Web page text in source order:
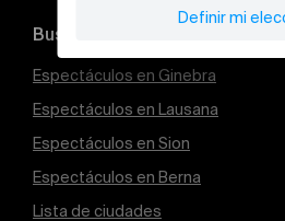
Buscar un evento
Espectáculos en Ginebra
Espectáculos en Lausana
Espectáculos en Sion
Espectáculos en Berna
Lista de ciudades